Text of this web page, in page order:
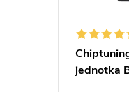
jednotka